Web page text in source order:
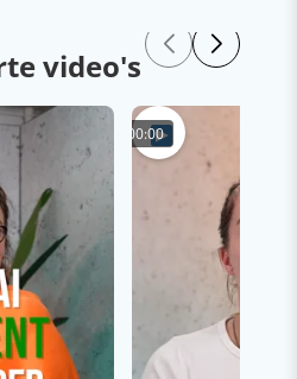
video's
00:00